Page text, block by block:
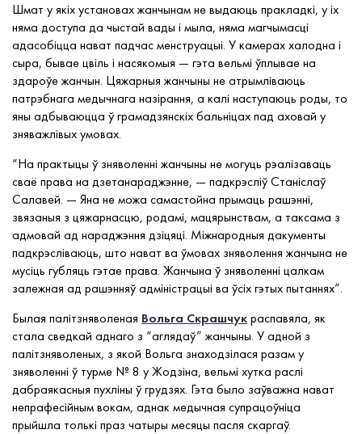
Шмат у якіх установах жанчынам не выдаюць пракладкі, у іх
няма доступа да чыстай вады і мыла, няма магчымасці
адасобіцца нават падчас менструацыі. У камерах халодна і
сыра, бывае цвіль і насякомыя — гэта вельмі ўплывае на
здароўе жанчын. Цяжарныя жанчыны не атрымліваюць
патрэбнага медычнага назірання, а калі наступаюць роды, то
яны адбываюцца ў грамадзянскіх бальніцах пад аховай у
зняважлівых умовах.
“На практыцы ў зняволенні жанчыны не могуць рэалізаваць
сваё права на дзетанараджэнне, — падкрэсліў Станіслаў
Салавей. — Яна не можа самастойна прымаць рашэнні,
звязаныя з цяжарнасцю, родамі, мацярынствам, а таксама з
адмовай ад нараджэння дзіцяці. Міжнародныя дакументы
падкрэсліваюць, што нават ва ўмовах зняволення жанчына не
мусіць губляць гэтае права. Жанчына ў зняволенні цалкам
залежная ад рашэнняў адміністрацыі ва ўсіх гэтых пытаннях”.
Былая палітзняволеная Вольга Скрашчукраспавяла, як
стала сведкай аднаго з “аглядаў” жанчыны. У адной з
палітзняволеных, з якой Вольга знаходзілася разам у
зняволенні ў турме № 8 у Жодзіна, вельмі хутка раслі
дабраякасныя пухліны ў грудзях. Гэта было заўважна нават
непрафесійным вокам, аднак медычная супрацоўніца
прыйшла толькі праз чатыры месяцы пасля скаргаў.